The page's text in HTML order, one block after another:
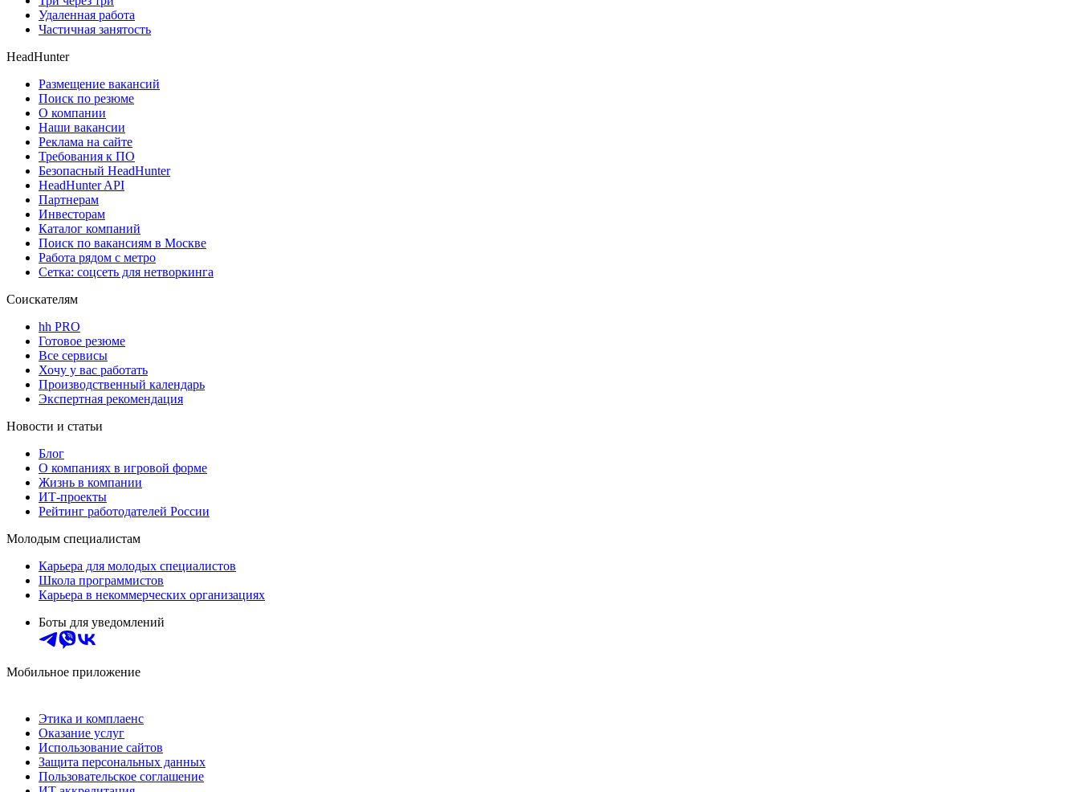
Удаленная работа
Частичная занятость
HeadHunter
Размещение вакансий
Поиск по резюме
О компании
Наши вакансии
Реклама на сайте
Требования к ПО
Безопасный HeadHunter
HeadHunter API
Партнерам
Инвесторам
Каталог компаний
Поиск по вакансиям в Москве
Работа рядом с метро
Сетка: соцсеть для нетворкинга
Соискателям
hh PRO
Готовое резюме
Все сервисы
Хочу у вас работать
Производственный календарь
Экспертная рекомендация
Новости и статьи
Блог
О компаниях в игровой форме
Жизнь в компании
ИТ-проекты
Рейтинг работодателей России
Молодым специалистам
Карьера для молодых специалистов
Школа программистов
Карьера в некоммерческих организациях
Боты для уведомлений
Мобильное приложение
Этика и комплаенс
Оказание услуг
Использование сайтов
Защита персональных данных
Пользовательское соглашение